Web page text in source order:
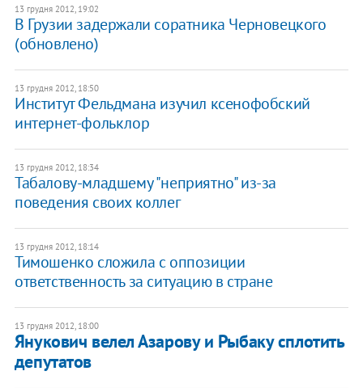
13 грудня 2012, 19:02
В Грузии задержали соратника Черновецкого
(обновлено)
13 грудня 2012, 18:50
Институт Фельдмана изучил ксенофобский
интернет-фольклор
13 грудня 2012, 18:34
Табалову-младшему "неприятно" из-за
поведения своих коллег
13 грудня 2012, 18:14
Тимошенко сложила с оппозиции
ответственность за ситуацию в стране
13 грудня 2012, 18:00
Янукович велел Азарову и Рыбаку сплотить
депутатов